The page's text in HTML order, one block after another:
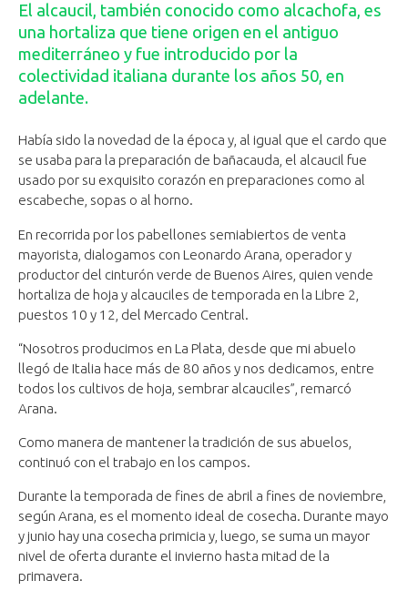
El alcaucil, también conocido como alcachofa, es
una hortaliza que tiene origen en el antiguo
mediterráneo y fue introducido por la
colectividad italiana durante los años 50, en
adelante.
Había sido la novedad de la época y, al igual que el cardo que
se usaba para la preparación de bañacauda, el alcaucil fue
usado por su exquisito corazón en preparaciones como al
escabeche, sopas o al horno.
En recorrida por los pabellones semiabiertos de venta
mayorista, dialogamos con Leonardo Arana, operador y
productor del cinturón verde de Buenos Aires, quien vende
hortaliza de hoja y alcauciles de temporada en la Libre 2,
puestos 10 y 12, del Mercado Central.
“Nosotros producimos en La Plata, desde que mi abuelo
llegó de Italia hace más de 80 años y nos dedicamos, entre
todos los cultivos de hoja, sembrar alcauciles”, remarcó
Arana.
Como manera de mantener la tradición de sus abuelos,
continuó con el trabajo en los campos.
Durante la temporada de fines de abril a fines de noviembre,
según Arana, es el momento ideal de cosecha. Durante mayo
y junio hay una cosecha primicia y, luego, se suma un mayor
nivel de oferta durante el invierno hasta mitad de la
primavera.